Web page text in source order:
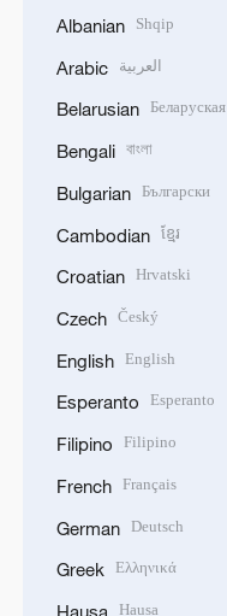
Albanian Shqip
Arabic العربية
Belarusian Беларуская
Bengali বাংলা
Bulgarian Български
Cambodian ខ្មែរ
Croatian Hrvatski
Czech Český
English English
Esperanto Esperanto
Filipino Filipino
French Français
German Deutsch
Greek Ελληνικά
Hausa Hausa